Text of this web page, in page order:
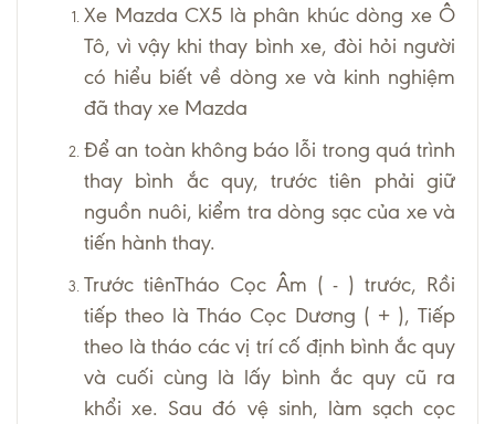
Xe Mazda CX5 là phân khúc dòng xe Ô
Tô, vì vậy khi thay bình xe, đòi hỏi người
có hiểu biết về dòng xe và kinh nghiệm
đã thay xe Mazda
Để an toàn không báo lỗi trong quá trình
thay bình ắc quy, trước tiên phải giữ
nguồn nuôi, kiểm tra dòng sạc của xe và
tiến hành thay.
Trước tiênTháo Cọc Âm ( - ) trước, Rồi
tiếp theo là Tháo Cọc Dương ( + ), Tiếp
theo là tháo các vị trí cố định bình ắc quy
và cuối cùng là lấy bình ắc quy cũ ra
khổi xe. Sau đó vệ sinh, làm sạch cọc